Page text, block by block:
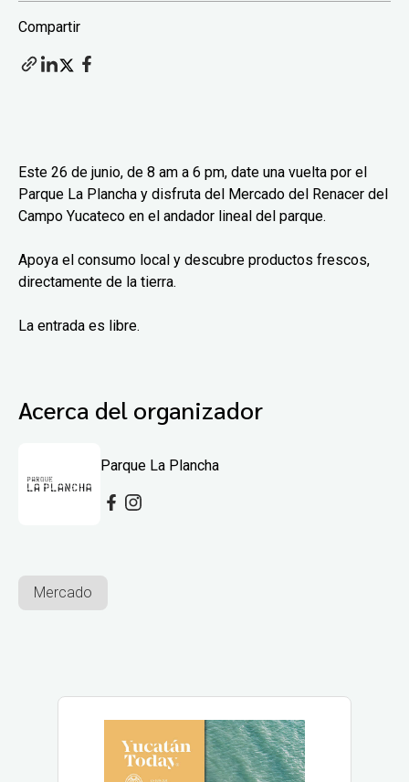
Compartir
Este 26 de junio, de 8 am a 6 pm, date una vuelta por el
Parque La Plancha y disfruta del Mercado del Renacer del
Campo Yucateco en el andador lineal del parque.
Apoya el consumo local y descubre productos frescos,
directamente de la tierra.
La entrada es libre.
Acerca del organizador
Parque La Plancha
Mercado